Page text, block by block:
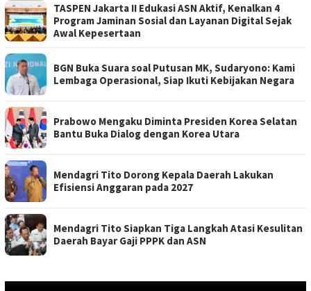
TASPEN Jakarta II Edukasi ASN Aktif, Kenalkan 4
Program Jaminan Sosial dan Layanan Digital Sejak
Awal Kepesertaan
BGN Buka Suara soal Putusan MK, Sudaryono: Kami
Lembaga Operasional, Siap Ikuti Kebijakan Negara
Prabowo Mengaku Diminta Presiden Korea Selatan
Bantu Buka Dialog dengan Korea Utara
Mendagri Tito Dorong Kepala Daerah Lakukan
Efisiensi Anggaran pada 2027
Mendagri Tito Siapkan Tiga Langkah Atasi Kesulitan
Daerah Bayar Gaji PPPK dan ASN